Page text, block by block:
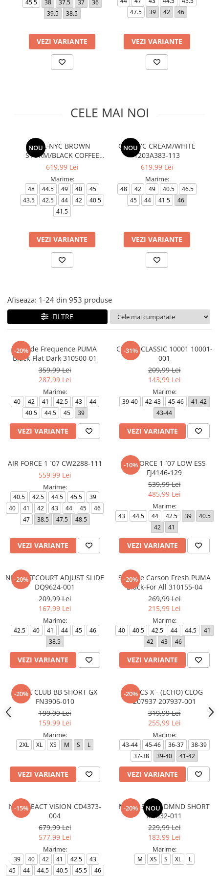
Slapi barbati
Mocasini
Pantofi sport femei
Sandale & Slapi copii
45.5
38 37.5 37
36
39.5
38.5
VEZI VARIANTE
47.5
39 42 46
VEZI VARIANTE
CELE MAI NOI
NOU
GEL-NYC BROWN
STORM/BLACK COFFEE
1203A383-201
619,99 Lei
Marime:
48 44.5 49 40
45
43.5
42.5 44 42
40.5
41.5
VEZI VARIANTE
NOU
GEL-NYC CREAM/WHITE
1203A383-113
619,99 Lei
Marime:
48 42 49 40.5
46.5
45
44 41.5 46
VEZI VARIANTE
Afiseaza: 1-24 din 953 produse
FILTRE
-20%
Softride Frequence PUMA
Black-Flat Dark 310500-01
359,99 Lei
287,99 Lei
Marime:
40 42 41 42.5 43
44
40.5
44.5 45 39
VEZI VARIANTE
-31%
CROCS CLASSIC 10001 10001-
001
209,99 Lei
143,99 Lei
Marime:
39-40 42-43 45-46
41-42
43-44
VEZI VARIANTE
AIR FORCE 1 `07 CW2288-111
559,99 Lei
Marime:
40.5 42.5 44.5 45.5
39
40
41 42 43 44 45
46
47
38.5 47.5 48.5
VEZI VARIANTE
-10%
AIR FORCE 1 `07 LOW ESS
FJ4146-129
539,99 Lei
485,99 Lei
Marime:
43 44.5 44 42.5 39
40.5
42
41
VEZI VARIANTE
-20%
NIKE OFFCOURT ADJUST SLIDE
DQ9624-001
209,99 Lei
167,99 Lei
Marime:
42.5 40 41 44 45
46
38.5
VEZI VARIANTE
-20%
Softride Carson Fresh PUMA
Black-For All 310155-04
269,99 Lei
215,99 Lei
Marime:
40 40.5 42.5 44 44.5
41
42
43 46
VEZI VARIANTE
-20%
M N K CLUB BB SHORT GX
FN3906-010
199,99 Lei
159,99 Lei
Marime:
2XL XL XS M S L
VEZI VARIANTE
-20%
CROCS X - (ECHO) CLOG
207937 207937-001
319,99 Lei
255,99 Lei
Marime:
43-44 45-46 36-37
38-39
37-38
39-40 41-42
VEZI VARIANTE
-15%
NIKE REACT VISION CD4373-
004
679,99 Lei
577,99 Lei
Marime:
39 40 42 41 42.5
43
45
44 44.5 40.5 45.5 46
-20% NOU
M J DF SPT 9" DMND SHORT
IF5832-011
229,99 Lei
183,99 Lei
Marime:
M XS S XL L